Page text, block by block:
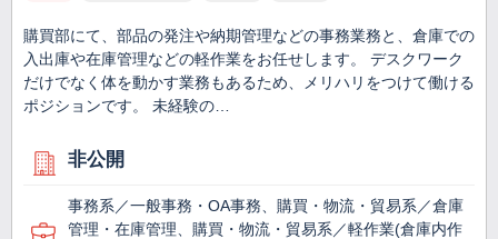
購買部にて、部品の発注や納期管理などの事務業務と、倉庫での
入出庫や在庫管理などの軽作業をお任せします。 デスクワーク
だけでなく体を動かす業務もあるため、メリハリをつけて働ける
ポジションです。 未経験の…
非公開
事務系／一般事務・OA事務、購買・物流・貿易系／倉庫
管理・在庫管理、購買・物流・貿易系／軽作業(倉庫内作